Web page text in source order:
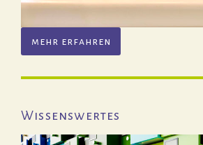
mehr erfahren
Wissenswertes